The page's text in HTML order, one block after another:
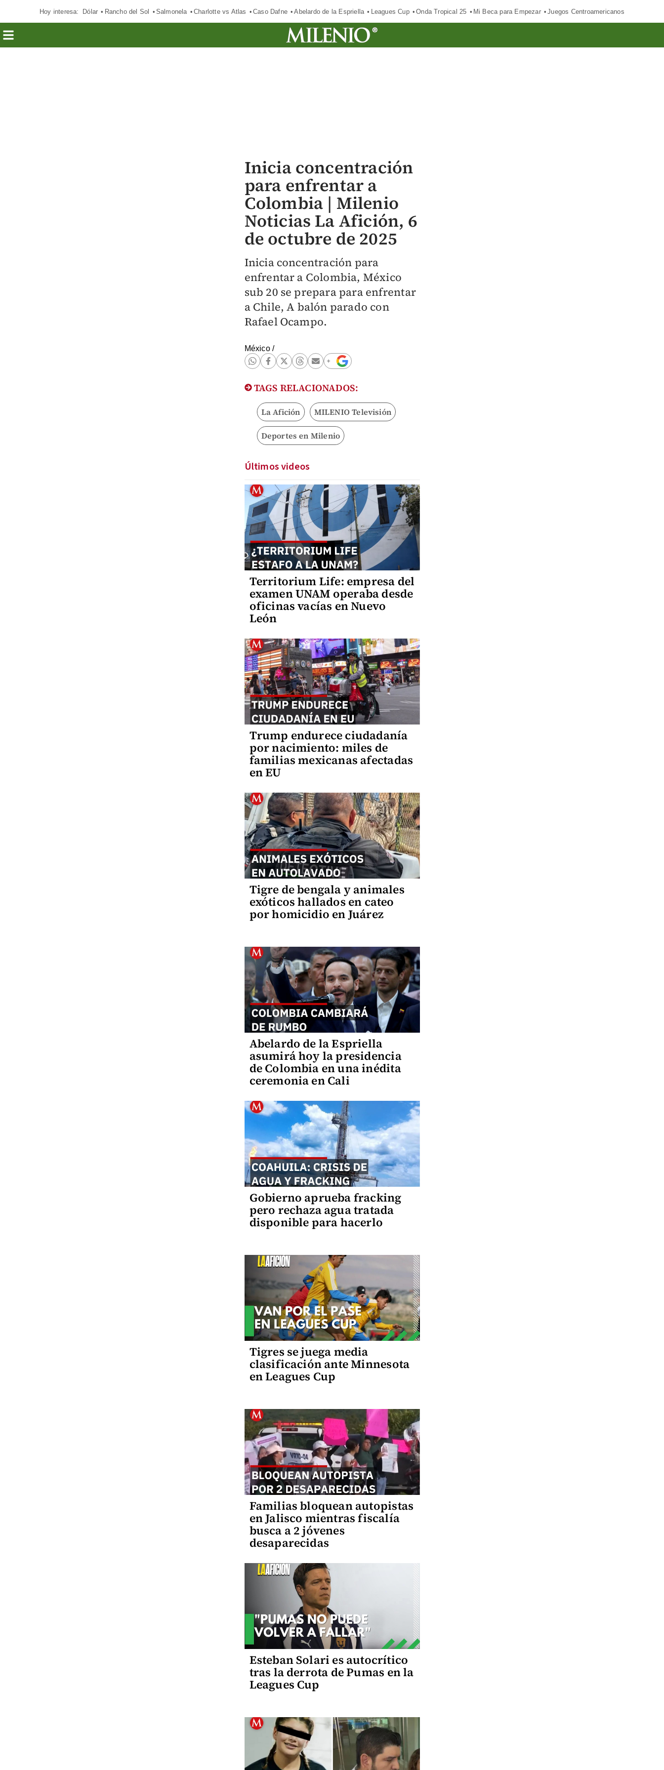
Hoy interesa: Dólar Rancho del Sol Salmonela Charlotte vs Atlas Caso Dafne Abelardo de la Espriella Leagues Cup Onda Tropical 25 Mi Beca para Empezar Juegos Centroamericanos
Inicia concentración
para enfrentar a
Colombia | Milenio
Noticias La Afición, 6
de octubre de 2025
Inicia concentración para
enfrentar a Colombia, México
sub 20 se prepara para enfrentar
a Chile, A balón parado con
Rafael Ocampo.
México/
TAGS RELACIONADOS:
La Afición MILENIO Televisión
Deportes en Milenio
Últimos videos
Territorium Life: empresa del
examen UNAM operaba desde
oficinas vacías en Nuevo
León
Trump endurece ciudadanía
por nacimiento: miles de
familias mexicanas afectadas
en EU
Tigre de bengala y animales
exóticos hallados en cateo
por homicidio en Juárez
Abelardo de la Espriella
asumirá hoy la presidencia
de Colombia en una inédita
ceremonia en Cali
Gobierno aprueba fracking
pero rechaza agua tratada
disponible para hacerlo
Tigres se juega media
clasificación ante Minnesota
en Leagues Cup
Familias bloquean autopistas
en Jalisco mientras fiscalía
busca a 2 jóvenes
desaparecidas
Esteban Solari es autocrítico
tras la derrota de Pumas en la
Leagues Cup